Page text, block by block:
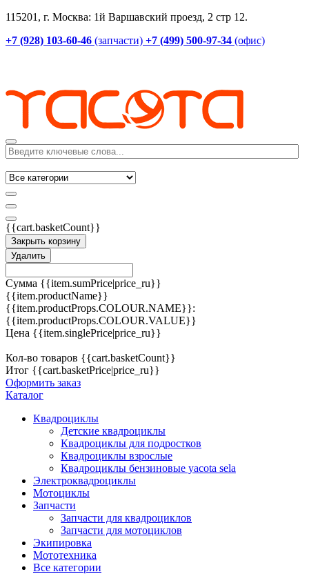
115201, г. Москва: 1й Варшавский проезд, 2 стр 12.
+7 (928) 103-60-46 (запчасти) +7 (499) 500-97-34 (офис)
{{cart.basketCount}}
Закрыть корзину
Удалить
Сумма {{item.sumPrice|price_ru}}
{{item.productName}}
{{item.productProps.COLOUR.NAME}}:
{{item.productProps.COLOUR.VALUE}}
Цена {{item.singlePrice|price_ru}}
Кол-во товаров {{cart.basketCount}}
Итог {{cart.basketPrice|price_ru}}
Оформить заказ
Каталог
Квадроциклы
Детские квадроциклы
Квадроциклы для подростков
Квадроциклы взрослые
Квадроциклы бензиновые yacota sela
Электроквадроциклы
Мотоциклы
Запчасти
Запчасти для квадроциклов
Запчасти для мотоциклов
Экипировка
Мототехника
Все категории